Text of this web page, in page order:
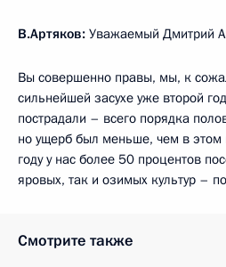
В.Артяков: Уважаемый Дмитрий
Вы совершенно правы, мы, к
сильнейшей засухе уже второй
пострадали – всего порядка
но ущерб был меньше, чем в этом
году у нас более 50 процентов
яровых, так и озимых культур –
Смотрите также